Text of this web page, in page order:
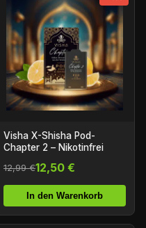
Visha X-Shisha Pod-
Chapter 2 – Nikotinfrei
12,99 €12,50 €
In den Warenkorb